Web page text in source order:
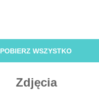
POBIERZ WSZYSTKO
Zdjęcia